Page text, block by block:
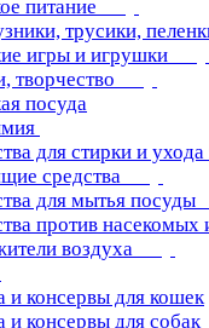
питание
трусики,
игры и игрушки
творчество
посуда
для стирки и ухода
средства
для мытья посуды
против насекомых
воздуха
и консервы для кошек
и консервы для собак